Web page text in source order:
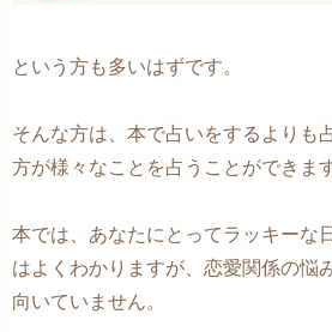
という方も多いはずです。
そんな方は、本で占いをするよりも
方が様々なことを占うことができます
本では、あなたにとってラッキーな
はよくわかりますが、恋愛関係の悩
向いていません。